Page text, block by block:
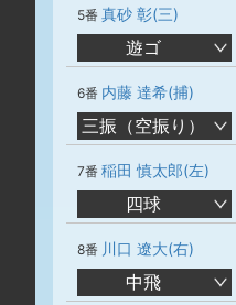
5番 真砂 彰(三)
遊ゴ
6番 内藤 達希(捕)
三振（空振り）
7番 稲田 慎太郎(左)
四球
8番 川口 遼大(右)
中飛